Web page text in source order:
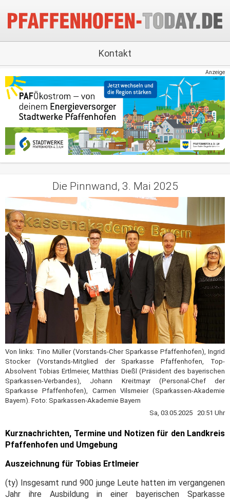
Kontakt
Anzeige
Die Pinnwand, 3. Mai 2025
Von links: Tino Müller (Vorstands-Cher Sparkasse Pfaffenhofen), Ingrid
Stocker (Vorstands-Mitglied der Sparkasse Pfaffenhofen, Top-
Absolvent Tobias Ertlmeier, Matthias Dießl (Präsident des bayerischen
Sparkassen-Verbandes), Johann Kreitmayr (Personal-Chef der
Sparkasse Pfaffenhofen), Carmen Vilsmeier (Sparkassen-Akademie
Bayern). Foto: Sparkassen-Akademie Bayern
Sa, 03.05.2025 20:51 Uhr
Kurznachrichten, Termine und Notizen für den Landkreis
Pfaffenhofen und Umgebung
Auszeichnung für Tobias Ertlmeier
(ty) Insgesamt rund 900 junge Leute hatten im vergangenen
Jahr ihre Ausbildung in einer bayerischen Sparkasse